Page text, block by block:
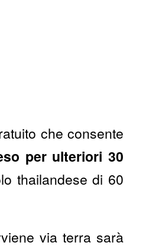
che consente
per ulteriori 30
thailandese di 60
via terra sarà